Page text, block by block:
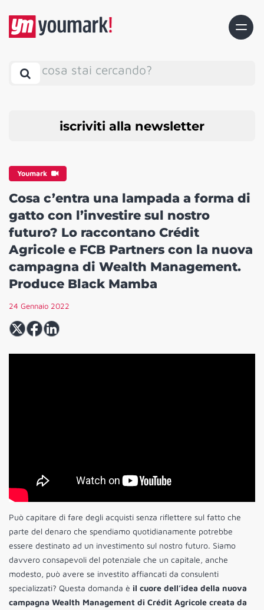
cosa stai cercando?
iscriviti alla newsletter
Youmark
Cosa c’entra una lampada a forma di
gatto con l’investire sul nostro
futuro? Lo raccontano Crédit
Agricole e FCB Partners con la nuova
campagna di Wealth Management.
Produce Black Mamba
24 Gennaio 2022
Può capitare di fare degli acquisti senza riflettere sul fatto che
parte del denaro che spendiamo quotidianamente potrebbe
essere destinato ad un investimento sul nostro futuro. Siamo
davvero consapevoli del potenziale che un capitale, anche
modesto, può avere se investito affiancati da consulenti
specializzati? Questa domanda è il cuore dell’idea della nuova
campagna Wealth Management di Crédit Agricole creata da